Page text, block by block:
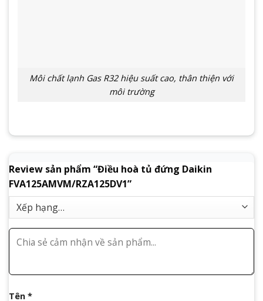
Môi chất lạnh Gas R32 hiệu suất cao, thân thiện với
môi trường
Review sản phẩm “Điều hoà tủ đứng Daikin
FVA125AMVM/RZA125DV1”
Tên *